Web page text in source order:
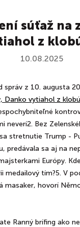
súťaž na
z
10.08.2025
správ z 10. augusta
Danko vytiahol z
neverí2. Bez
stretnutie Trump -
predávala sa aj na
Európy.
medailový tím?5. V
masaker, hovorí
Ranný brífing ako